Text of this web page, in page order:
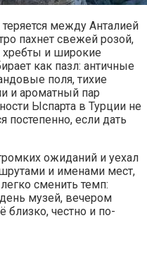
между Анталией
пахнет свежей розой,
хребты и широкие
как пазл: античные
поля, тихие
и ароматный пар
Ыспарта в Турции не
постепенно, если дать
ожиданий и уехал
и именами мест,
сменить темп:
музей, вечером
близко, честно и по-